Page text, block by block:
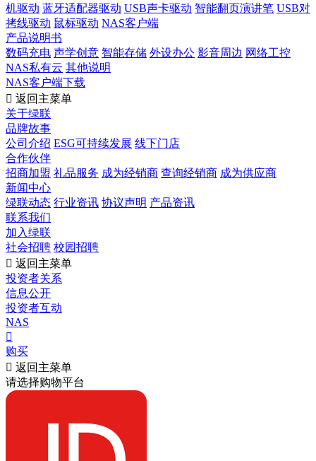
机驱动 蓝牙适配器驱动 USB声卡驱动 智能翻页演讲笔 USB对
拷线驱动 鼠标驱动 NAS客户端
产品说明书
数码充电 声学创意 智能存储 外设办公 影音周边 网络工控
NAS私有云 其他说明
NAS客户端下载
 返回主菜单
关于绿联
品牌故事
公司介绍 ESG可持续发展 线下门店
合作伙伴
招商加盟 礼品服务 成为经销商 查询经销商 成为供应商
新闻中心
绿联动态 行业资讯 协议声明 产品资讯
联系我们
加入绿联
社会招聘 校园招聘
 返回主菜单
投资者关系
信息公开
投资者互动
NAS

购买
 返回主菜单
请选择购物平台